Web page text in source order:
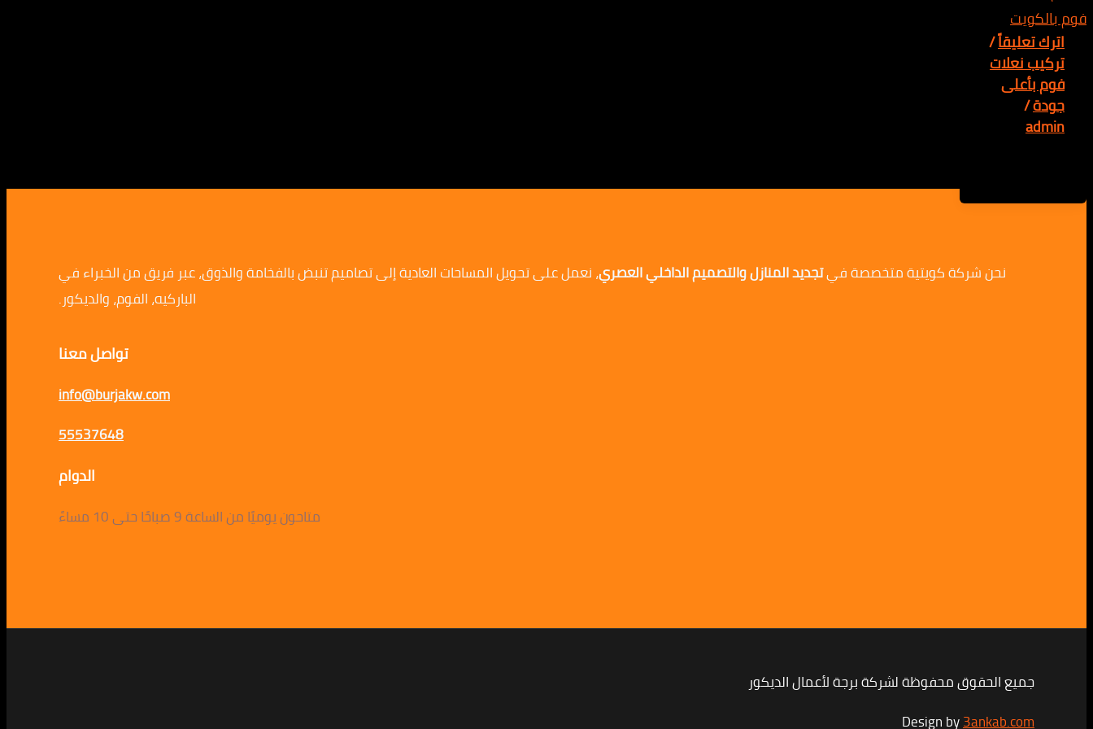
اترك تعليقاً/
تركيب نعلات
فوم بأعلى
جودة/
admin
نحن شركة كويتية متخصصة فيتجديد المنازل والتصميم الداخلي العصري، نعمل على تحويل المساحات العادية إلى تصاميم تنبض بالفخامة والذوق، عبر فريق من الخبراء في
الباركيه، الفوم، والديكور.
تواصل معنا
info@burjakw.com
55537648
الدوام
متاحون يوميًا من الساعة 9 صباحًا حتى 10 مساءً
جميع الحقوق محفوظة لشركة برجة لأعمال الديكور
Design by3ankab.com